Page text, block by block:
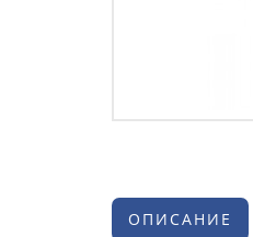
ОПИСАНИЕ